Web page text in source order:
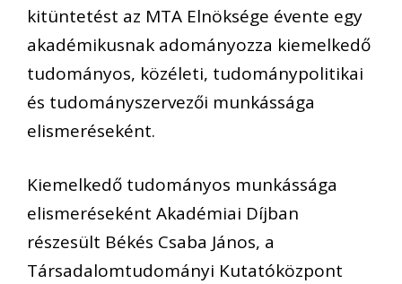
kitüntetést az MTA Elnöksége évente egy
akadémikusnak adományozza kiemelkedő
tudományos, közéleti, tudománypolitikai
és tudományszervezői munkássága
elismeréseként.
Kiemelkedő tudományos munkássága
elismeréseként Akadémiai Díjban
részesült Békés Csaba János, a
Társadalomtudományi Kutatóközpont